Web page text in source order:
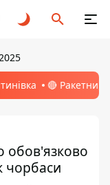
🔴 Ракетний
обов'язково
чорбаси